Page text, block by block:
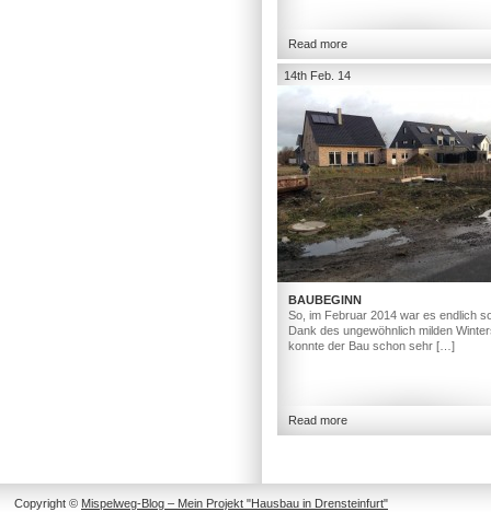
Read more
14th Feb. 14
BAUBEGINN
So, im Februar 2014 war es endlich
Dank des ungewöhnlich milden
konnte der Bau schon sehr […]
Read more
Copyright © Mispelweg-Blog – Mein Projekt "Hausbau in Drensteinfurt"